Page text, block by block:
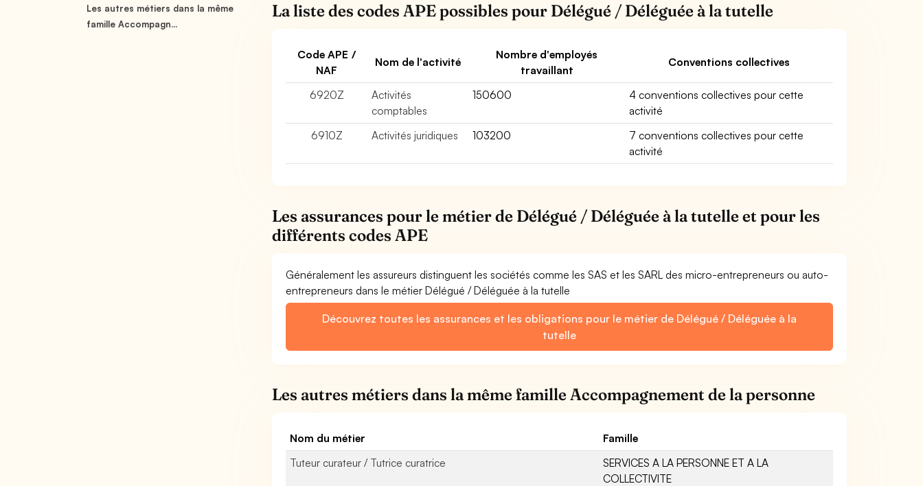
Les autres métiers dans la même
famille Accompagn...
La liste des codes APE possibles pour Délégué / Déléguée à la tutelle
Code APE /
NAF
Nom de l'activité
Nombre d'employés
travaillant
Conventions collectives
6920Z
Activités
comptables
150600
4 conventions collectives pour cette
activité
6910Z
Activités juridiques 103200
7 conventions collectives pour cette
activité
Les assurances pour le métier de Délégué / Déléguée à la tutelle et pour les
différents codes APE
Généralement les assureurs distinguent les sociétés comme les SAS et les SARL des micro-entrepreneurs ou auto-
entrepreneurs dans le métier Délégué / Déléguée à la tutelle
Découvrez toutes les assurances et les obligations pour le métier de Délégué / Déléguée à la
tutelle
Les autres métiers dans la même famille Accompagnement de la personne
Nom du métier
Famille
Tuteur curateur / Tutrice curatrice
SERVICES A LA PERSONNE ET A LA
COLLECTIVITE